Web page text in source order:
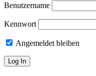
Benutzername
Kennwort
Angemeldet bleiben